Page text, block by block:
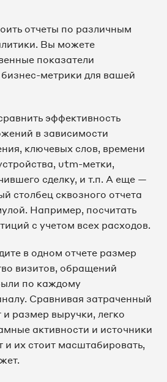
отчеты по различным
Вы можете
показатели
метрики для вашей
эффективность
в зависимости
ключевых слов, времени
utm-метки,
сделку, и т.п. А еще —
столбец сквозного отчета
Например, посчитать
с учетом всех расходов.
в одном отчете размер
визитов, обращений
по каждому
Сравнивая затраченный
размер выручки, легко
активности и источники
и их стоит масштабировать,